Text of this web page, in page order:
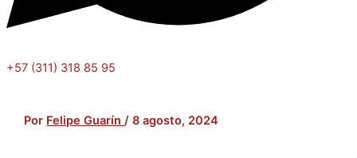
+57 (311) 318 85 95
Por Felipe Guarín/8 agosto, 2024